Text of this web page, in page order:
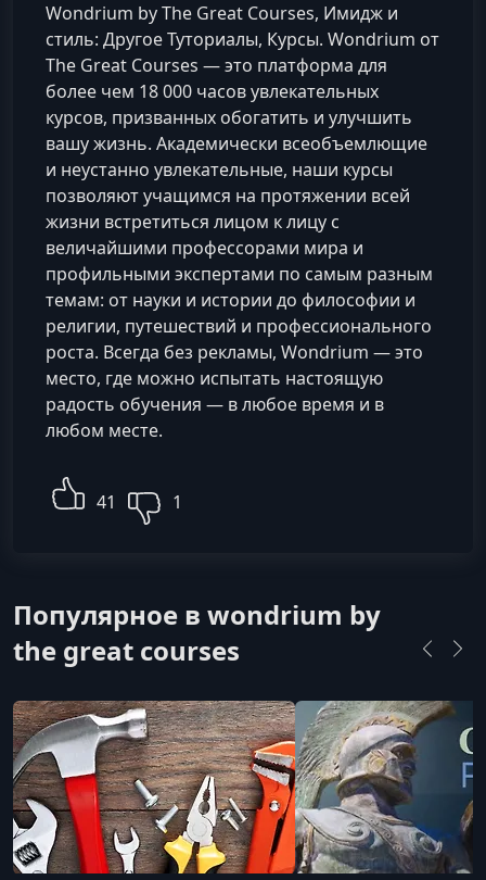
Wondrium by The Great Courses, Имидж и
стиль: Другое Туториалы, Курсы. Wondrium от
The Great Courses — это платформа для
более чем 18 000 часов увлекательных
курсов, призванных обогатить и улучшить
вашу жизнь. Академически всеобъемлющие
и неустанно увлекательные, наши курсы
позволяют учащимся на протяжении всей
жизни встретиться лицом к лицу с
величайшими профессорами мира и
профильными экспертами по самым разным
темам: от науки и истории до философии и
религии, путешествий и профессионального
роста. Всегда без рекламы, Wondrium — это
место, где можно испытать настоящую
радость обучения — в любое время и в
любом месте.
41 1
Популярное в wondrium by
the great courses